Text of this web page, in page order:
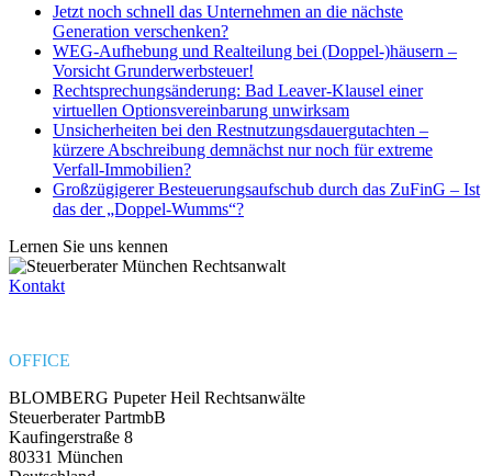
Jetzt noch schnell das Unternehmen an die nächste
Generation verschenken?
WEG-Aufhebung und Realteilung bei (Doppel-)häusern –
Vorsicht Grunderwerbsteuer!
Rechtsprechungsänderung: Bad Leaver-Klausel einer
virtuellen Optionsvereinbarung unwirksam
Unsicherheiten bei den Restnutzungsdauergutachten –
kürzere Abschreibung demnächst nur noch für extreme
Verfall-Immobilien?
Großzügigerer Besteuerungsaufschub durch das ZuFinG – Ist
das der „Doppel-Wumms“?
Lernen Sie uns kennen
Kontakt
OFFICE
BLOMBERG Pupeter Heil Rechtsanwälte
Steuerberater PartmbB
Kaufingerstraße 8
80331 München